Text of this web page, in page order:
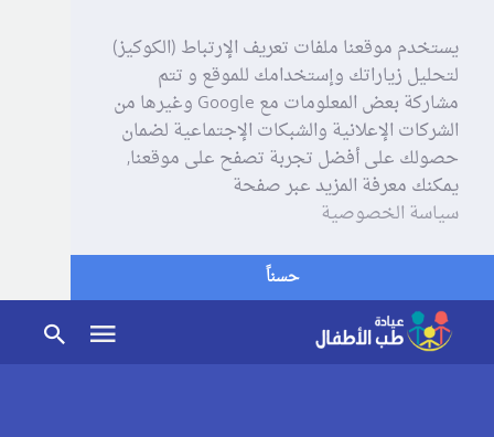
يستخدم موقعنا ملفات تعريف الإرتباط (الكوكيز)
لتحليل زياراتك وإستخدامك للموقع و تتم
مشاركة بعض المعلومات مع Google وغيرها من
الشركات الإعلانية والشبكات الإجتماعية لضمان
حصولك على أفضل تجربة تصفح على موقعنا,
يمكنك معرفة المزيد عبر صفحة
سياسة الخصوصية
حسناً